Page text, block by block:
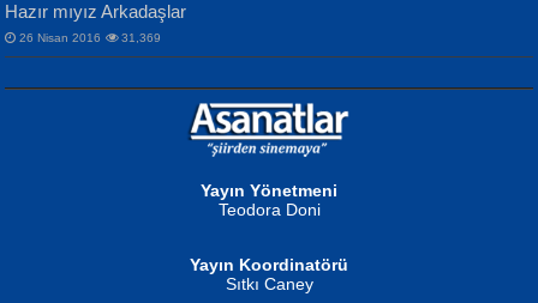
NURAN KÖSE BAYDAR
Ben Deniz Değilim ki...
Hazır mıyız Arkadaşlar
26 Nisan 2016 31,369
Yayın Yönetmeni
Teodora Doni
Yayın Koordinatörü
Sıtkı Caney